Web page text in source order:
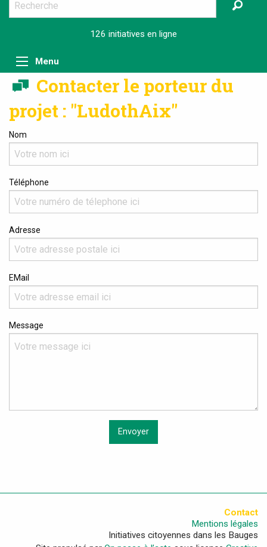
126 initiatives en ligne
Menu
Contacter le porteur du
projet : "LudothAix"
Nom
Téléphone
Adresse
EMail
Message
Envoyer
Contact
Mentions légales
Initiatives citoyennes dans les Bauges